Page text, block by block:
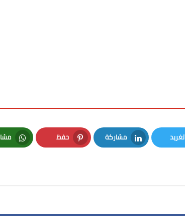
تغريد
Twitter
مشاركة
LinkedIn
حفظ
Pinterest